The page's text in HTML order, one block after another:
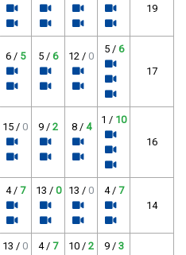
19
6 / 5 5 / 6 12 / 0
5 / 6
17
15 / 0 9 / 2 8 / 4
1 / 10
16
4 / 7 13 / 0 13 / 0 4 / 7
14
13 / 0 4 / 7 10 / 2 9 / 3